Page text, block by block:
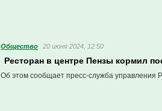
Общество 20 июня 2024, 12:50
Ресторан в центре Пензы кормил
Об этом сообщает пресс-служба управления